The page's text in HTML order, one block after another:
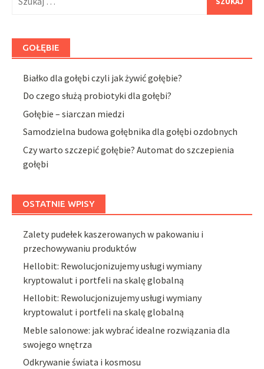
GOŁĘBIE
Białko dla gołębi czyli jak żywić gołębie?
Do czego służą probiotyki dla gołębi?
Gołębie – siarczan miedzi
Samodzielna budowa gołębnika dla gołębi ozdobnych
Czy warto szczepić gołębie? Automat do szczepienia
gołębi
OSTATNIE WPISY
Zalety pudełek kaszerowanych w pakowaniu i
przechowywaniu produktów
Hellobit: Rewolucjonizujemy usługi wymiany
kryptowalut i portfeli na skalę globalną
Hellobit: Rewolucjonizujemy usługi wymiany
kryptowalut i portfeli na skalę globalną
Meble salonowe: jak wybrać idealne rozwiązania dla
swojego wnętrza
Odkrywanie świata i kosmosu